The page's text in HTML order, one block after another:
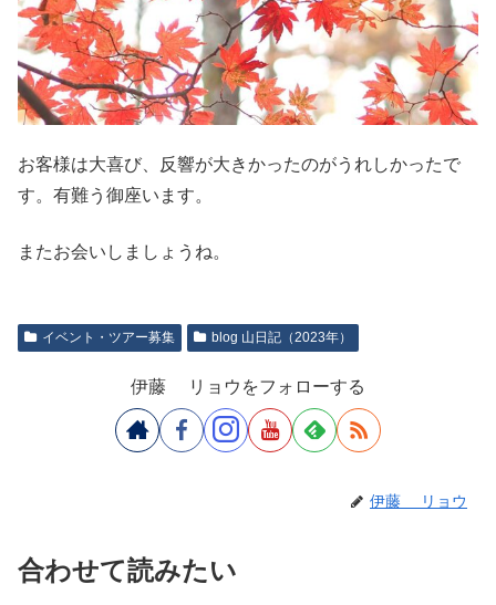
お客様は大喜び、反響が大きかったのがうれしかったで
す。有難う御座います。
またお会いしましょうね。
イベント・ツアー募集 blog 山日記（2023年）
伊藤 リョウをフォローする
伊藤 リョウ
合わせて読みたい